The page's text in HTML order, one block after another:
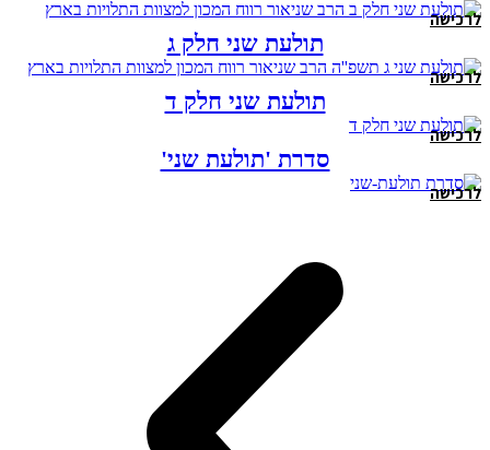
לרכישה
תולעת שני חלק ג
לרכישה
תולעת שני חלק ד
לרכישה
סדרת 'תולעת שני'
לרכישה